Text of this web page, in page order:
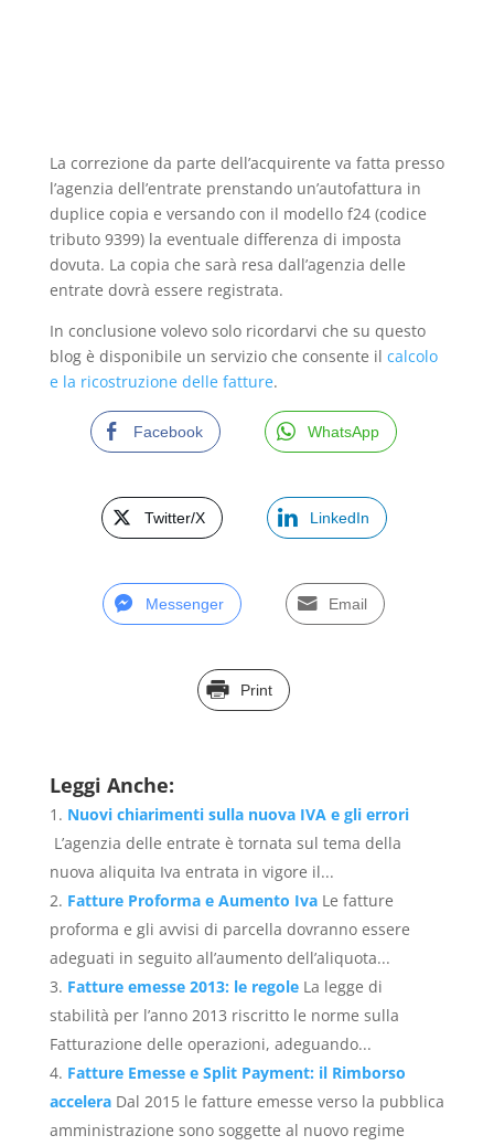
La correzione da parte dell’acquirente va fatta presso
l’agenzia dell’entrate prenstando un’autofattura in
duplice copia e versando con il modello f24 (codice
tributo 9399) la eventuale differenza di imposta
dovuta. La copia che sarà resa dall’agenzia delle
entrate dovrà essere registrata.
In conclusione volevo solo ricordarvi che su questo
blog è disponibile un servizio che consente il calcolo
e la ricostruzione delle fatture.
Facebook WhatsApp
Twitter/X LinkedIn
Messenger Email
Print
Leggi Anche:
Nuovi chiarimenti sulla nuova IVA e gli errori
L’agenzia delle entrate è tornata sul tema della
nuova aliquita Iva entrata in vigore il...
Fatture Proforma e Aumento Iva Le fatture
proforma e gli avvisi di parcella dovranno essere
adeguati in seguito all’aumento dell’aliquota...
Fatture emesse 2013: le regole La legge di
stabilità per l’anno 2013 riscritto le norme sulla
Fatturazione delle operazioni, adeguando...
Fatture Emesse e Split Payment: il Rimborso
accelera Dal 2015 le fatture emesse verso la pubblica
amministrazione sono soggette al nuovo regime